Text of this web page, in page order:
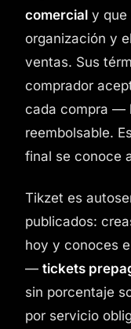
comercial y que
organización y
ventas. Sus
comprador
cada compra —
reembolsable.
final se conoce
Tikzet es
publicados:
hoy y conoces
— tickets
sin porcentaje
por servicio